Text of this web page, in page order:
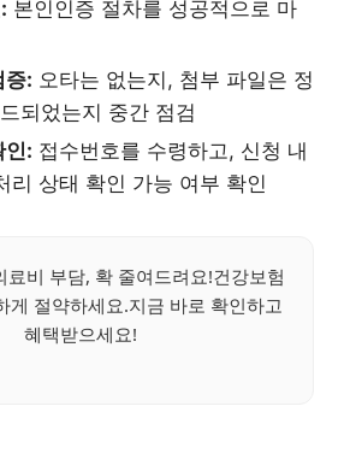
본인인증 절차를 성공적으로 마
증: 오타는 없는지, 첨부 파일은 정
되었는지 중간 점검
인: 접수번호를 수령하고, 신청 내
리 상태 확인 가능 여부 확인
료비 부담, 확 줄여드려요!건강보험
게 절약하세요.지금 바로 확인하고
혜택받으세요!